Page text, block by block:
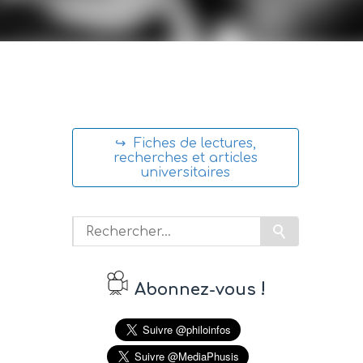
↪ Fiches de lectures,
recherches et articles
universitaires
Abonnez-vous !